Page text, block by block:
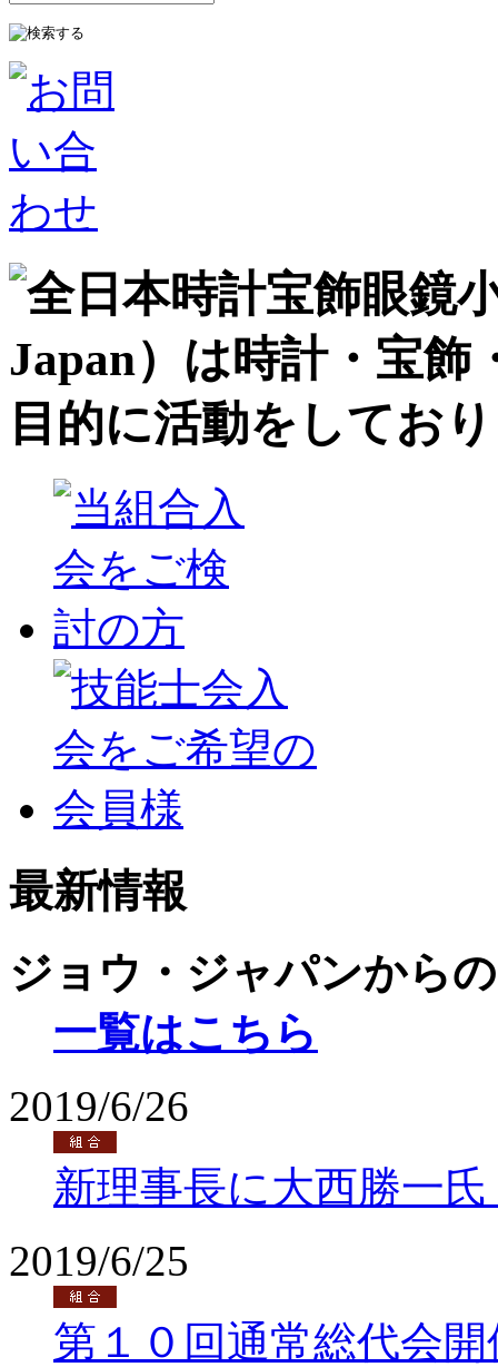
最新情報
ジョウ・ジャパンから
一覧はこちら
2019/6/26
新理事長に大西勝一
2019/6/25
第１０回通常総代会開